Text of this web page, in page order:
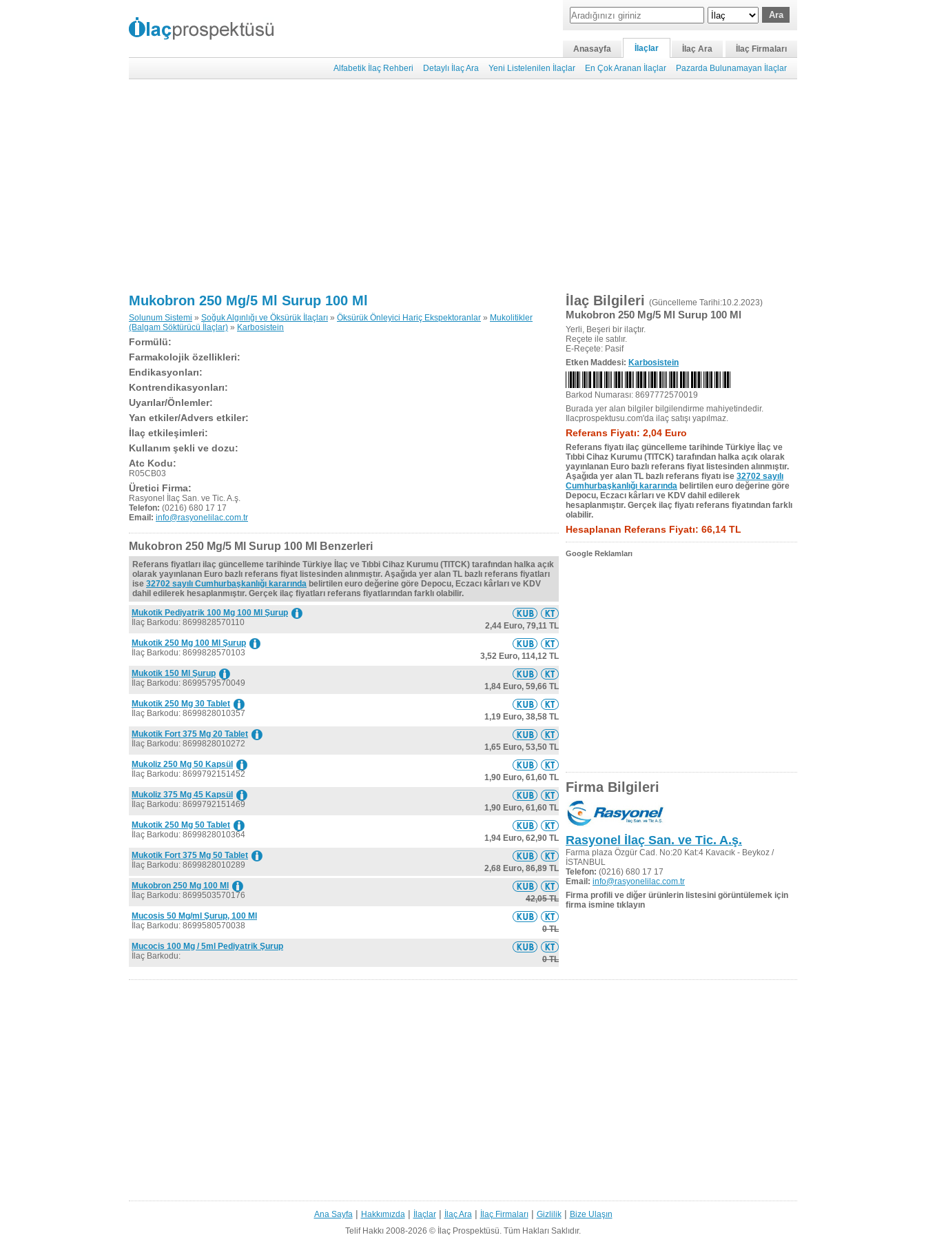
Anasayfa İlaçlar İlaç Ara
İlaç Firmaları
Alfabetik İlaç Rehberi
Detaylı İlaç Ara Yeni Listelenilen İlaçlar En Çok Aranan İlaçlar Pazarda Bulunamayan İlaçlar
Mukobron 250 Mg/5 Ml Surup 100 Ml
Solunum Sistemi » Soğuk Algınlığı ve Öksürük İlaçları » Öksürük Önleyici Hariç Ekspektoranlar » Mukolitikler
(Balgam Söktürücü İlaçlar) » Karbosistein
Formülü:
Farmakolojik özellikleri:
Endikasyonları:
Kontrendikasyonları:
Uyarılar/Önlemler:
Yan etkiler/Advers etkiler:
İlaç etkileşimleri:
Kullanım şekli ve dozu:
Atc Kodu:
R05CB03
Üretici Firma:
Rasyonel İlaç San. ve Tic. A.ş.
Telefon: (0216) 680 17 17
Email: info@rasyonelilac.com.tr
Mukobron 250 Mg/5 Ml Surup 100 Ml Benzerleri
Referans fiyatları ilaç güncelleme tarihinde Türkiye İlaç ve Tıbbi Cihaz Kurumu (TITCK) tarafından halka açık
olarak yayınlanan Euro bazlı referans fiyat listesinden alınmıştır. Aşağıda yer alan TL bazlı referans fiyatları
ise 32702 sayılı Cumhurbaşkanlığı kararında belirtilen euro değerine göre Depocu, Eczacı kârları ve KDV
dahil edilerek hesaplanmıştır. Gerçek ilaç fiyatları referans fiyatlarından farklı olabilir.
Mukotik Pediyatrik 100 Mg 100 Ml Şurup
İlaç Barkodu: 8699828570110
2,44 Euro, 79,11 TL
Mukotik 250 Mg 100 Ml Şurup
İlaç Barkodu: 8699828570103
3,52 Euro, 114,12 TL
Mukotik 150 Ml Şurup
İlaç Barkodu: 8699579570049
1,84 Euro, 59,66 TL
Mukotik 250 Mg 30 Tablet
İlaç Barkodu: 8699828010357
1,19 Euro, 38,58 TL
Mukotik Fort 375 Mg 20 Tablet
İlaç Barkodu: 8699828010272
1,65 Euro, 53,50 TL
Mukoliz 250 Mg 50 Kapsül
İlaç Barkodu: 8699792151452
1,90 Euro, 61,60 TL
Mukoliz 375 Mg 45 Kapsül
İlaç Barkodu: 8699792151469
1,90 Euro, 61,60 TL
Mukotik 250 Mg 50 Tablet
İlaç Barkodu: 8699828010364
1,94 Euro, 62,90 TL
Mukotik Fort 375 Mg 50 Tablet
İlaç Barkodu: 8699828010289
2,68 Euro, 86,89 TL
Mukobron 250 Mg 100 Ml
İlaç Barkodu: 8699503570176
42,05 TL
Mucosis 50 Mg/ml Şurup, 100 Ml
İlaç Barkodu: 8699580570038
0 TL
Mucocis 100 Mg / 5ml Pediyatrik Şurup
İlaç Barkodu:
0 TL
İlaç Bilgileri (Güncelleme Tarihi:10.2.2023)
Mukobron 250 Mg/5 Ml Surup 100 Ml
Yerli, Beşeri bir ilaçtır.
Reçete ile satılır.
E-Reçete: Pasif
Etken Maddesi: Karbosistein
Barkod Numarası: 8697772570019
Burada yer alan bilgiler bilgilendirme mahiyetindedir.
Ilacprospektusu.com'da ilaç satışı yapılmaz.
Referans Fiyatı: 2,04 Euro
Referans fiyatı ilaç güncelleme tarihinde Türkiye İlaç ve
Tıbbi Cihaz Kurumu (TITCK) tarafından halka açık olarak
yayınlanan Euro bazlı referans fiyat listesinden alınmıştır.
Aşağıda yer alan TL bazlı referans fiyatı ise 32702 sayılı
Cumhurbaşkanlığı kararında belirtilen euro değerine göre
Depocu, Eczacı kârları ve KDV dahil edilerek
hesaplanmıştır. Gerçek ilaç fiyatı referans fiyatından farklı
olabilir.
Hesaplanan Referans Fiyatı: 66,14 TL
Google Reklamları
Firma Bilgileri
Rasyonel İlaç San. ve Tic. A.ş.
Farma plaza Özgür Cad. No:20 Kat:4 Kavacık - Beykoz /
İSTANBUL
Telefon: (0216) 680 17 17
Email: info@rasyonelilac.com.tr
Firma profili ve diğer ürünlerin listesini görüntülemek için
firma ismine tıklayın
Ana Sayfa | Hakkımızda | İlaçlar| İlaç Ara | İlaç Firmaları| Gizlilik| Bize Ulaşın
Telif Hakkı 2008-2026 ©
İlaç Prospektüsü. Tüm Hakları Saklıdır.